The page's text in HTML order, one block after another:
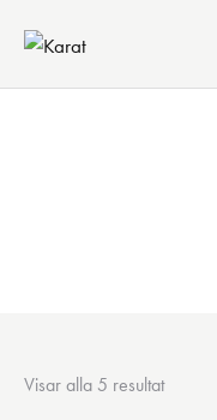
Visar alla 5 resultatSortera